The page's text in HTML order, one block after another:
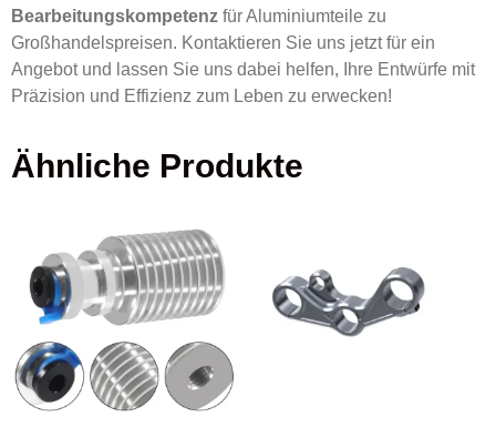
Bearbeitungskompetenz für Aluminiumteile zu
Großhandelspreisen. Kontaktieren Sie uns jetzt für ein
Angebot und lassen Sie uns dabei helfen, Ihre Entwürfe mit
Präzision und Effizienz zum Leben zu erwecken!
Ähnliche Produkte